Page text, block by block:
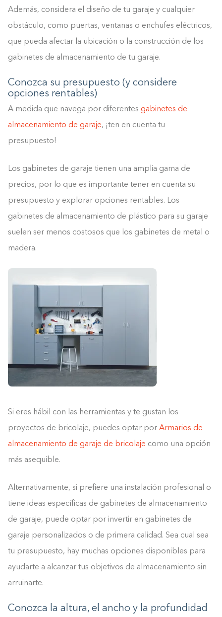
Además, considera el diseño de tu garaje y cualquier
obstáculo, como puertas, ventanas o enchufes eléctricos,
que pueda afectar la ubicación o la construcción de los
gabinetes de almacenamiento de tu garaje.
Conozca su presupuesto (y considere
opciones rentables)
A medida que navega por diferentes gabinetes de
almacenamiento de garaje, ¡ten en cuenta tu
presupuesto!
Los gabinetes de garaje tienen una amplia gama de
precios, por lo que es importante tener en cuenta su
presupuesto y explorar opciones rentables. Los
gabinetes de almacenamiento de plástico para su garaje
suelen ser menos costosos que los gabinetes de metal o
madera.
Si eres hábil con las herramientas y te gustan los
proyectos de bricolaje, puedes optar por Armarios de
almacenamiento de garaje de bricolaje como una opción
más asequible.
Alternativamente, si prefiere una instalación profesional o
tiene ideas específicas de gabinetes de almacenamiento
de garaje, puede optar por invertir en gabinetes de
garaje personalizados o de primera calidad. Sea cual sea
tu presupuesto, hay muchas opciones disponibles para
ayudarte a alcanzar tus objetivos de almacenamiento sin
arruinarte.
Conozca la altura, el ancho y la profundidad
Construyendo el
0%